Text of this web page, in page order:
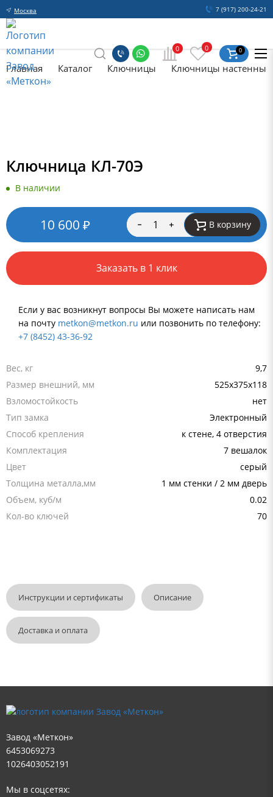
Москва 7 (917) 200-24-21
0 0 0
Главная Каталог Ключницы Ключницы настенные
Ключница КЛ-70Э
В наличии
10 600 ₽ В корзину
Заказать в 1 клик
Если у вас возникнут вопросы Вы можете написать нам
на почту metkon@metkon.ru или позвонить по телефону:
+7 (8452) 43-36-92
Вес, кг
9,7
Размер внешний, мм
525x375x118
Взломостойкость
нет
Тип замка
Электронный
Способ крепления
к стене, 4 отверстия
Комплектация
7 вешалок
Цвет
серый
Толщина металла,мм
1 мм стенки / 2 мм дверь
Объем, куб/м
0.02
Кол-во ключей
70
Инструкции и сертификаты Описание
Доставка и оплата
Завод «Меткон»
6453069273
1026403052191
Мы в соцсетях: